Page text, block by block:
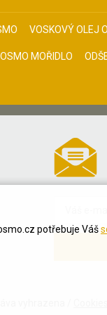
VOSKOVÝ OLEJ
OSMO MOŘIDLO
potřebuje Váš